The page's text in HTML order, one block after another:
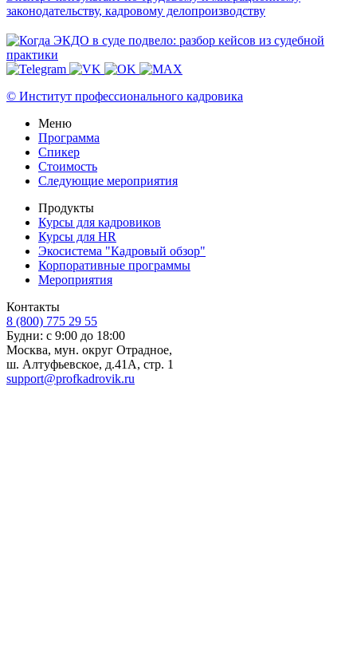
законодательству, кадровому делопроизводству
© Институт профессионального кадровика
Меню
Программа
Спикер
Стоимость
Следующие мероприятия
Продукты
Курсы для кадровиков
Курсы для HR
Экосистема "Кадровый обзор"
Корпоративные программы
Мероприятия
Контакты
8 (800) 775 29 55
Будни: с 9:00 до 18:00
Москва, мун. округ Отрадное,
ш. Алтуфьевское, д.41А, стр. 1
support@profkadrovik.ru